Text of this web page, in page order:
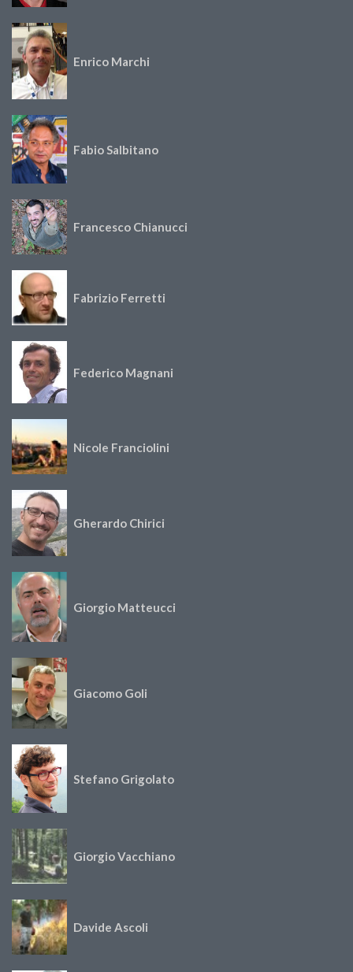
Enrico Marchi
Fabio Salbitano
Francesco Chianucci
Fabrizio Ferretti
Federico Magnani
Nicole Franciolini
Gherardo Chirici
Giorgio Matteucci
Giacomo Goli
Stefano Grigolato
Giorgio Vacchiano
Davide Ascoli